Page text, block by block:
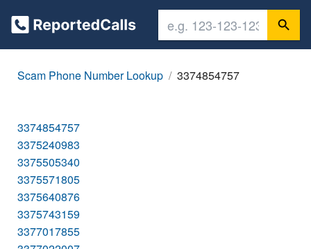
Scam Phone Number Lookup 3374854757
3374854757
3375240983
3375505340
3375571805
3375640876
3375743159
3377017855